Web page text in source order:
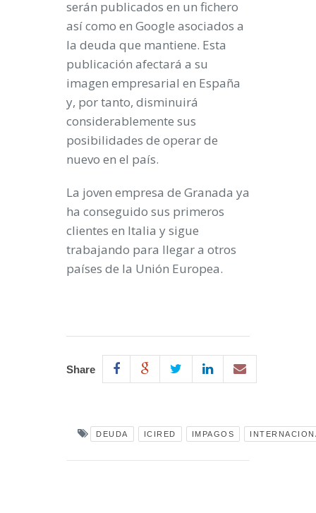
serán publicados en un fichero
así como en Google asociados a
la deuda que mantiene. Esta
publicación afectará a su
imagen empresarial en España
y, por tanto, disminuirá
considerablemente sus
posibilidades de operar de
nuevo en el país.
La joven empresa de Granada ya
ha conseguido sus primeros
clientes en Italia y sigue
trabajando para llegar a otros
países de la Unión Europea.
Share
DEUDA ICIRED IMPAGOS